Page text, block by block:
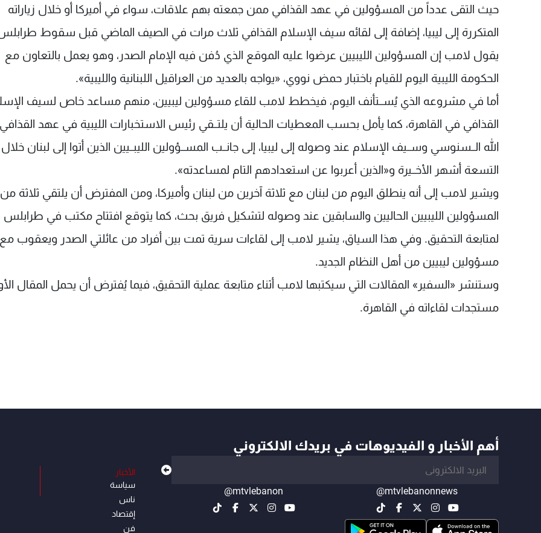
حيث التقى عدداً من المسؤولين في عهد القذافي ممن جمعته بهم علاقات، سواء في أميركا أو خلال زياراته
المتكررة إلى ليبيا، إضافة إلى لقائه سيف الإسلام القذافي ثلاث مرات في الصيف الماضي قبل سقوط
يقول لامب إن المسؤولين الليبيين عرضوا عليه الموقع الذي دُفن فيه الإمام الصدر، وهو يعمل بالتعاون مع
الحكومة الليبية اليوم للقيام باختبار حمض نووي، «يواجه بالعديد من العراقيل اللبنانية والليبية».
أما في مشروعه الذي يُســتأنف اليوم، فيخطط لامب للقاء مسؤولين ليبيين، منهم مساعد خاص لسيف
القذافي في القاهرة، كما يأمل بحسب المعطيات الحالية أن يلتــقي رئيس الاستخبارات الليبية في عهد
الله الــسنوسي وســيف الإسلام عند وصوله إلى ليبيا، إلى جانــب المســؤولين الليبــيين الذين أتوا إلى لبنان خلال
التسعة أشهر الأخــيرة و«الذين أعربوا عن استعدادهم التام لمساعدته».
ويشير لامب إلى أنه ينطلق اليوم من لبنان مع ثلاثة آخرين من لبنان وأميركا، ومن المفترض أن يلتقي ثلاثة من
المسؤولين الليبيين الحاليين والسابقين عند وصوله لتشكيل فريق بحث، كما يتوقع افتتاح مكتب في طرابلس
لمتابعة التحقيق. وفي هذا السياق، يشير لامب إلى لقاءات سرية تمت بين أفراد من عائلتي الصدر ويعقوب مع
مسؤولين ليبيين من أهل النظام الجديد.
وستنشر «السفير» المقالات التي سيكتبها لامب أثناء متابعة عملية التحقيق، فيما يُفترض أن يحمل المقال
مستجدات لقاءاته في القاهرة.
أهم الأخبار و الفيديوهات في بريدك الالكتروني
@mtvlebanonnews
@mtvlebanon
الأخبار
سياسة
ناس
إقتصاد
فن